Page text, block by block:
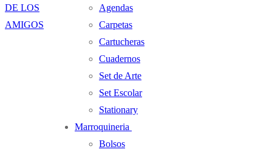
Agendas
Carpetas
Cartucheras
Cuadernos
Set de Arte
Set Escolar
Stationary
Marroquineria
Bolsos